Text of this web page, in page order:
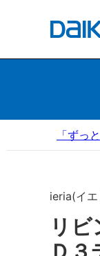
「ずっ
ieria(イ
リ